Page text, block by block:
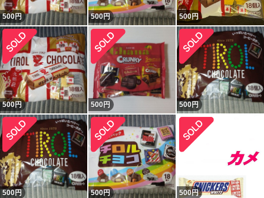
500円 500円 500円
500円 500円 500円
500円 500円 500円